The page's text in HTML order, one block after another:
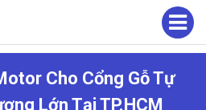
Cho Cổng Gỗ Tự
Lớn Tại TP.HCM